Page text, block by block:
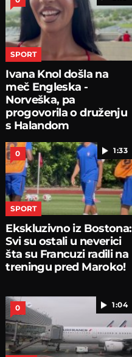
SPORT
Ivana Knol došla na
meč Engleska -
Norveška, pa
progovorila o druženju
s Halandom
1:33
0
SPORT
Ekskluzivno iz Bostona:
Svi su ostali u neverici
šta su Francuzi radili na
treningu pred Maroko!
1:04
0